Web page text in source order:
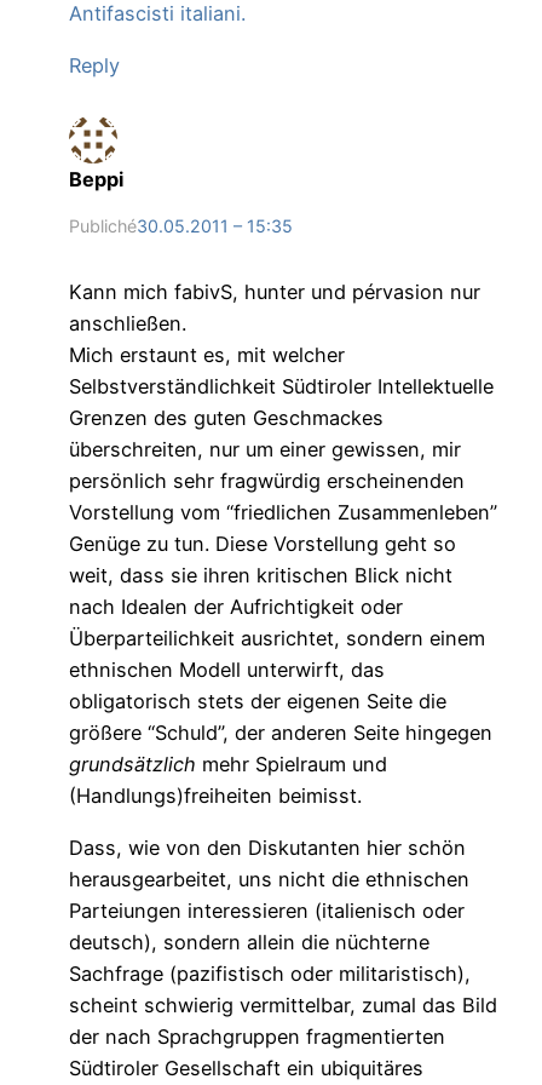
Antifascisti italiani.
Reply
Beppi
Publiché30.05.2011 – 15:35
Kann mich fabivS, hunter und pérvasion nur
anschließen.
Mich erstaunt es, mit welcher
Selbstverständlichkeit Südtiroler Intellektuelle
Grenzen des guten Geschmackes
überschreiten, nur um einer gewissen, mir
persönlich sehr fragwürdig erscheinenden
Vorstellung vom “friedlichen Zusammenleben”
Genüge zu tun. Diese Vorstellung geht so
weit, dass sie ihren kritischen Blick nicht
nach Idealen der Aufrichtigkeit oder
Überparteilichkeit ausrichtet, sondern einem
ethnischen Modell unterwirft, das
obligatorisch stets der eigenen Seite die
größere “Schuld”, der anderen Seite hingegen
grundsätzlich mehr Spielraum und
(Handlungs)freiheiten beimisst.
Dass, wie von den Diskutanten hier schön
herausgearbeitet, uns nicht die ethnischen
Parteiungen interessieren (italienisch oder
deutsch), sondern allein die nüchterne
Sachfrage (pazifistisch oder militaristisch),
scheint schwierig vermittelbar, zumal das Bild
der nach Sprachgruppen fragmentierten
Südtiroler Gesellschaft ein ubiquitäres